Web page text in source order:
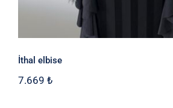
İthal elbise
7.669 ₺